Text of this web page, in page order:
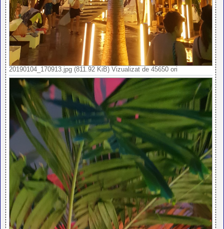
20190104_170913.jpg (811.92 KiB) Vizualizat de 45650 ori